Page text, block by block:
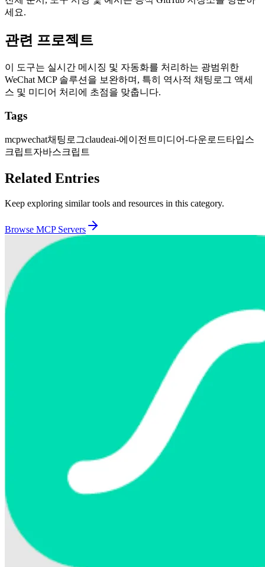
세요.
관련 프로젝트
이 도구는 실시간 메시징 및 자동화를 처리하는 광범위한
WeChat MCP 솔루션을 보완하며, 특히 역사적 채팅로그 액세
스 및 미디어 처리에 초점을 맞춥니다.
Tags
mcpwechat채팅로그claudeai-에이전트미디어-다운로드타입스
크립트자바스크립트
Related Entries
Keep exploring similar tools and resources in this category.
Browse MCP Servers